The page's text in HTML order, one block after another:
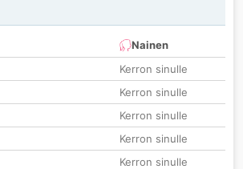
Nainen
Kerron sinulle
Kerron sinulle
Kerron sinulle
Kerron sinulle
Kerron sinulle